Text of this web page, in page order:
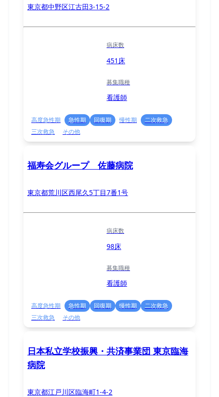
東京都中野区江古田3-15-2
病床数
451床
募集職種
看護師
高度急性期 急性期 回復期 慢性期
二次救急
三次救急
その他
福寿会グループ 佐藤病院
東京都荒川区西尾久5丁目7番1号
病床数
98床
募集職種
看護師
高度急性期 急性期 回復期 慢性期
二次救急
三次救急
その他
日本私立学校振興・共済事業団 東京臨海
病院
東京都江戸川区臨海町1-4-2